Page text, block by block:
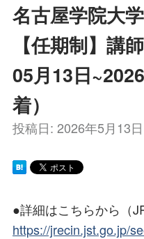
名古屋学院大
【任期制】講
05月13日
着）
投稿日: 2026年5月13日
●詳細はこちらから（
https://jrecin.jst.go.jp/